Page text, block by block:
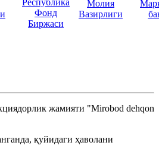
жамияти "Mirobod dehqon
қуйидаги ҳаволани